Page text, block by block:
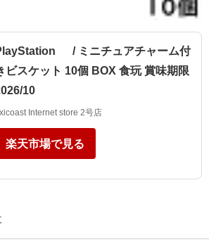
™ / ミニチュアチャーム付
ビスケット 10個 BOX 食玩 賞味期限
10
Internet store 2号店
楽天市場で見る